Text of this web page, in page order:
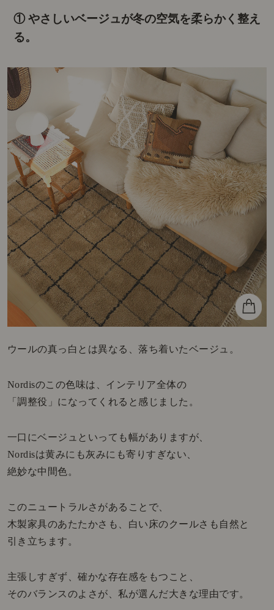
① やさしいベージュが冬の空気を柔らかく整え
る。
ウールの真っ白とは異なる、落ち着いたベージュ。
Nordisのこの色味は、インテリア全体の
「調整役」になってくれると感じました。
一口にベージュといっても幅がありますが、
Nordisは黄みにも灰みにも寄りすぎない、
絶妙な中間色。
このニュートラルさがあることで、
木製家具のあたたかさも、白い床のクールさも自然と
引き立ちます。
主張しすぎず、確かな存在感をもつこと、
そのバランスのよさが、私が選んだ大きな理由です。